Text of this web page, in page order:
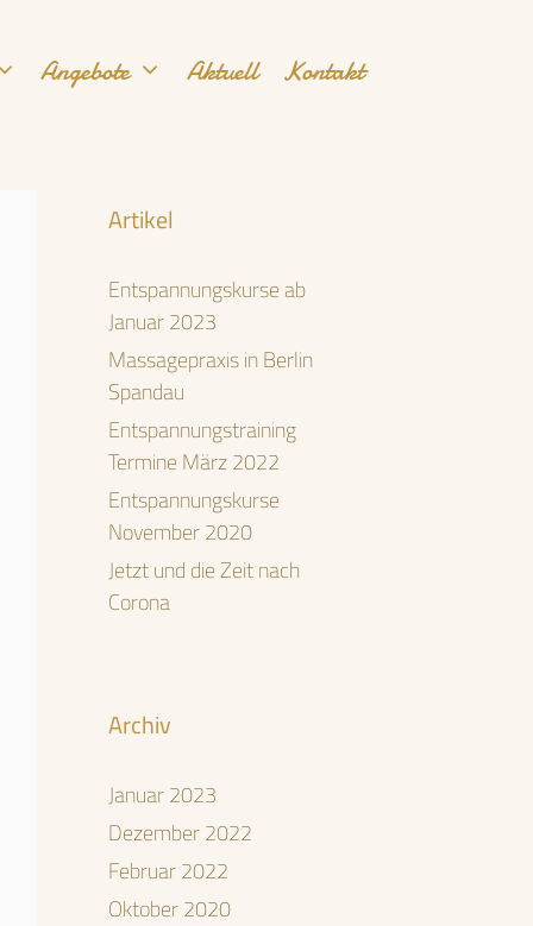
Angebote Aktuell Kontakt
Artikel
Entspannungskurse ab
Januar 2023
Massagepraxis in Berlin
Spandau
Entspannungstraining
Termine März 2022
Entspannungskurse
November 2020
Jetzt und die Zeit nach
Corona
Archiv
Januar 2023
Dezember 2022
Februar 2022
Oktober 2020